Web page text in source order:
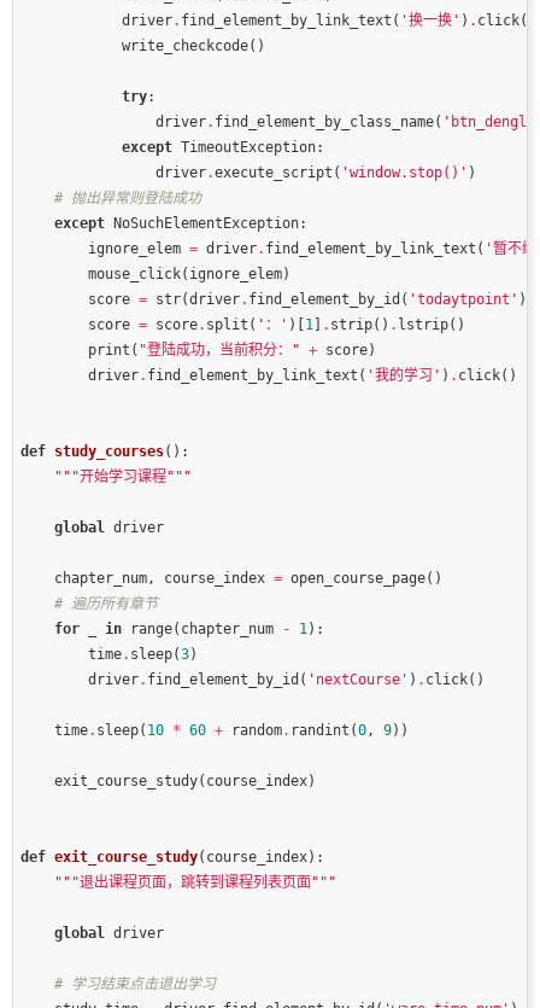
            driver
. find_element_by_link_text( '换一换' ) .
try
                driver
. find_element_by_class_name(
except
                driver
.execute_script( 'window.stop()'
# 抛出异常则登陆成功
except
        ignore_elem
= driver. find_element_by_link_text( '暂不
        score
= str(driver. find_element_by_id( 'todaytpoint' )
        score
= score. split( '：' )[ 1 . strip() .
        print(
"登陆成功，当前积分：" +
        driver
. find_element_by_link_text( '我的学习' ) .
def study_courses() :
"""开始学习课程"""
global
    chapter_num, course_index
=
# 遍历所有章节
for
in range(chapter_num - 1
        time
. sleep(3
        driver
. find_element_by_id( 'nextCourse' ) .
    time
. sleep( 10 * 60 + random. randint(0, 9
def exit_course_study(course_index) :
"""退出课程页面，跳转到课程列表页面"""
global
# 学习结束点击退出学习